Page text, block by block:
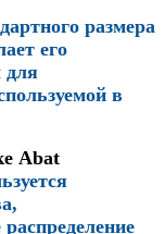
размера
его
для
в
Abat